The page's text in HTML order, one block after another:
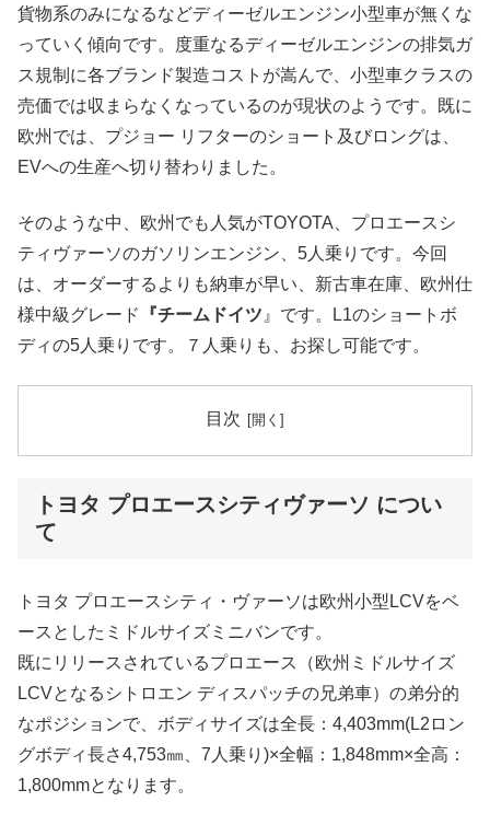
貨物系のみになるなどディーゼルエンジン小型車が無くな
っていく傾向です。度重なるディーゼルエンジンの排気ガ
ス規制に各ブランド製造コストが嵩んで、小型車クラスの
売価では収まらなくなっているのが現状のようです。既に
欧州では、プジョー リフターのショート及びロングは、
EVへの生産へ切り替わりました。
そのような中、欧州でも人気がTOYOTA、プロエースシ
ティヴァーソのガソリンエンジン、5人乗りです。今回
は、オーダーするよりも納車が早い、新古車在庫、欧州仕
様中級グレード
『チームドイツ 』です。L1のショートボ
ディの5人乗りです。７人乗りも、お探し可能です。
目次
トヨタ プロエースシティヴァーソ につい
て
トヨタ プロエースシティ・ヴァーソは欧州小型LCVをベ
ースとしたミドルサイズミニバンです。
既にリリースされているプロエース（欧州ミドルサイズ
LCVとなるシトロエン ディスパッチの兄弟車）の弟分的
なポジションで、ボディサイズは全長：4,403mm(L2ロン
グボディ長さ4,753㎜、7人乗り)×全幅：1,848mm×全高：
1,800mmとなります。